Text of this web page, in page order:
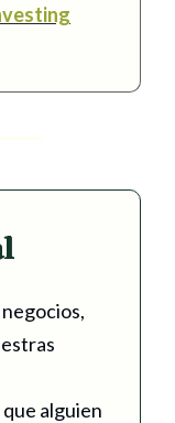
alguien